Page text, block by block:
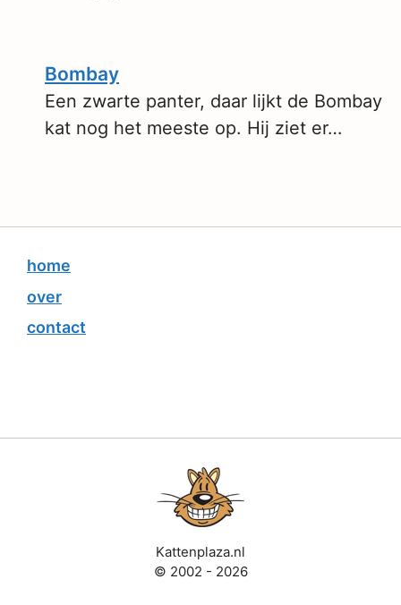
Bombay
Een zwarte panter, daar lijkt de Bombay
kat nog het meeste op. Hij ziet er…
home
over
contact
Kattenplaza.nl
© 2002 - 2026